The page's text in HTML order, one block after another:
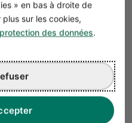
» en bas à droite de
sur les cookies,
des données.
: 100 modèles
de marché